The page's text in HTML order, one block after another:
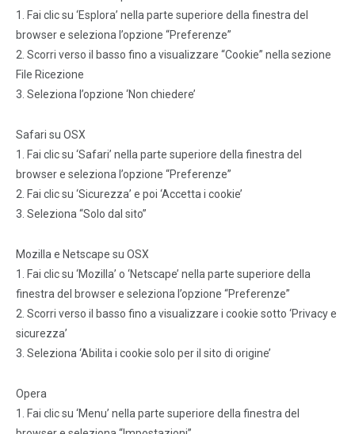
1. Fai clic su ‘Esplora’ nella parte superiore della finestra del
browser e seleziona l’opzione “Preferenze”
2. Scorri verso il basso fino a visualizzare “Cookie” nella sezione
File Ricezione
3. Seleziona l’opzione ‘Non chiedere’
Safari su OSX
1. Fai clic su ‘Safari’ nella parte superiore della finestra del
browser e seleziona l’opzione “Preferenze”
2. Fai clic su ‘Sicurezza’ e poi ‘Accetta i cookie’
3. Seleziona “Solo dal sito”
Mozilla e Netscape su OSX
1. Fai clic su ‘Mozilla’ o ‘Netscape’ nella parte superiore della
finestra del browser e seleziona l’opzione “Preferenze”
2. Scorri verso il basso fino a visualizzare i cookie sotto ‘Privacy e
sicurezza’
3. Seleziona ‘Abilita i cookie solo per il sito di origine’
Opera
1. Fai clic su ‘Menu’ nella parte superiore della finestra del